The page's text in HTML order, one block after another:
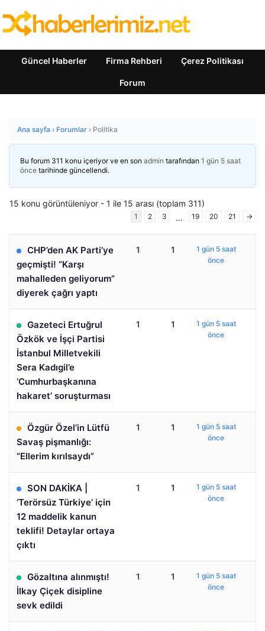
Güncel Haberler Firma Rehberi Çerez Politikası
Forum
Ana sayfa › Forumlar › Politika
Bu forum 311 konu içeriyor ve en son admin tarafından 1 gün 5 saat
önce tarihinde güncellendi.
15 konu görüntüleniyor - 1 ile 15 arası (toplam 311)
1 2 3 … 19 20 21 →
CHP’den AK Parti’ye
geçmişti! “Karşı
mahalleden geliyorum”
diyerek çağrı yaptı
1 1
1 gün 5 saat
önce
Gazeteci Ertuğrul
Özkök ve İşçi Partisi
İstanbul Milletvekili
Sera Kadıgil’e
‘Cumhurbaşkanına
hakaret’ soruşturması
1 1
1 gün 5 saat
önce
Özgür Özel’in Lütfü
Savaş pişmanlığı:
“Ellerim kırılsaydı”
1 1
1 gün 5 saat
önce
SON DAKİKA |
‘Terörsüz Türkiye’ için
12 maddelik kanun
teklifi! Detaylar ortaya
çıktı
1 1
1 gün 5 saat
önce
Gözaltına alınmıştı!
İlkay Çiçek disipline
sevk edildi
1 1
1 gün 5 saat
önce